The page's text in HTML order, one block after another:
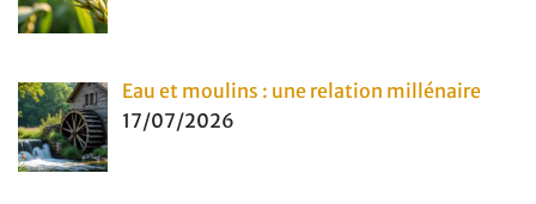
Eau et moulins : une relation millénaire
17/07/2026